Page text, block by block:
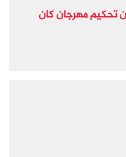
تحكيم مهرجان كان